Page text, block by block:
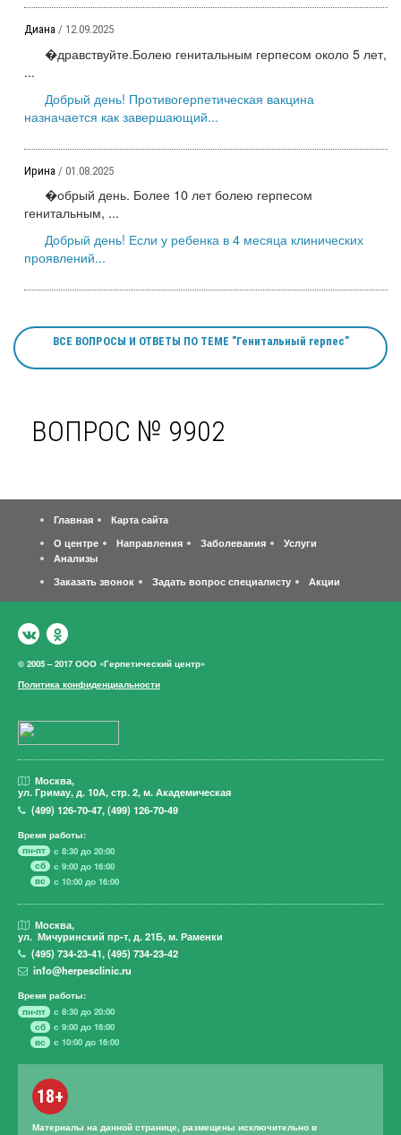
Диана / 12.09.2025
�дравствуйте.Болею генитальным герпесом около 5 лет,
...
Добрый день! Противогерпетическая вакцина
назначается как завершающий...
Ирина / 01.08.2025
�обрый день. Более 10 лет болею герпесом
генитальным, ...
Добрый день! Если у ребенка в 4 месяца клинических
проявлений...
ВСЕ ВОПРОСЫ И ОТВЕТЫ ПО ТЕМЕ "Генитальный герпес"
ВОПРОС № 9902
Главная
Карта сайта
О центре
Направления Заболевания
Услуги
Анализы
Заказать звонок
Задать вопрос специалисту Акции
© 2005 – 2017 ООО «Герпетический центр»
Политика конфиденциальности
Москва,
ул. Гримау,д. 10А, стр. 2, м. Академическая
(499)126-70-47,(499)126-70-49
Время работы:
пн-пт
с 8:30 до 20:00
сб
с 9:00 до 16:00
вс
с 10:00 до 16:00
Москва,
ул. Мичуринский пр-т, д. 21Б, м. Раменки
(495)734-23-41,(495)734-23-42
info@herpesclinic.ru
Время работы:
пн-пт
с 8:30 до 20:00
сб
с 9:00 до 16:00
вс
с 10:00 до 16:00
18+
Материалы на данной странице, размещены исключительно в